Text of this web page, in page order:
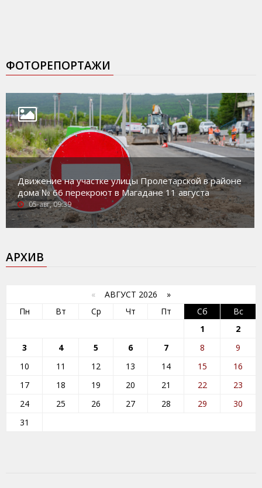
ФОТОРЕПОРТАЖИ
Движение на участке улицы Пролетарской в районе
дома № 66 перекроют в Магадане 11 августа
05-авг, 09:39
АРХИВ
« АВГУСТ 2026 »
Пн
Вт Ср Чт Пт Сб
Вс
1
2
3
4 5 6 7 8
9
10
11 12 13 14 15
16
17
18 19 20 21 22
23
24
25 26 27 28 29
30
31